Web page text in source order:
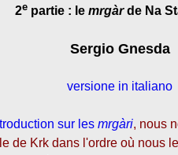
2epartie : le mrgàrde Na
Sergio Gnesda
versione in italiano
sur les mrgàri, nous
de Krk dans l'ordre où nous